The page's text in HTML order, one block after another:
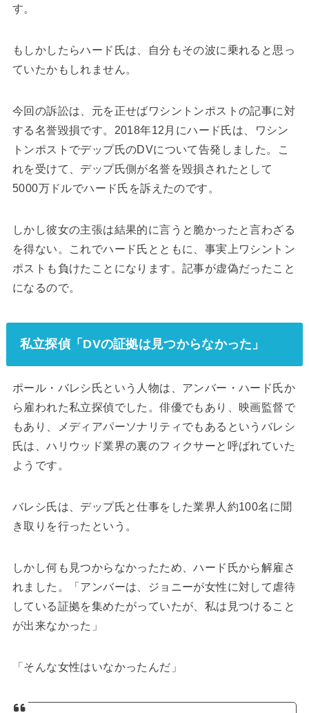
す。
もしかしたらハード氏は、自分もその波に乗れると思っ
ていたかもしれません。
今回の訴訟は、元を正せばワシントンポストの記事に対
する名誉毀損です。2018年12月にハード氏は、ワシン
トンポストでデップ氏のDVについて告発しました。こ
れを受けて、デップ氏側が名誉を毀損されたとして
5000万ドルでハード氏を訴えたのです。
しかし彼女の主張は結果的に言うと脆かったと言わざる
を得ない。これでハード氏とともに、事実上ワシントン
ポストも負けたことになります。記事が虚偽だったこと
になるので。
私立探偵「DVの証拠は見つからなかった」
ポール・バレシ氏という人物は、アンバー・ハード氏か
ら雇われた私立探偵でした。俳優でもあり、映画監督で
もあり、メディアパーソナリティでもあるというバレシ
氏は、ハリウッド業界の裏のフィクサーと呼ばれていた
ようです。
バレシ氏は、デップ氏と仕事をした業界人約100名に聞
き取りを行ったという。
しかし何も見つからなかったため、ハード氏から解雇さ
れました。「アンバーは、ジョニーが女性に対して虐待
している証拠を集めたがっていたが、私は見つけること
が出来なかった」
「そんな女性はいなかったんだ」